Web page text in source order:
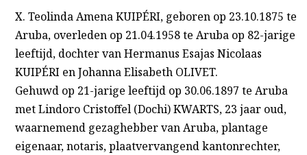
X. Teolinda Amena KUIPÉRI, geboren op 23.10.1875 te
Aruba, overleden op 21.04.1958 te Aruba op 82-jarige
leeftijd, dochter van Hermanus Esajas Nicolaas
KUIPÉRI en Johanna Elisabeth OLIVET.
Gehuwd op 21-jarige leeftijd op 30.06.1897 te Aruba
met Lindoro Cristoffel (Dochi) KWARTS, 23 jaar oud,
waarnemend gezaghebber van Aruba, plantage
eigenaar, notaris, plaatvervangend kantonrechter,